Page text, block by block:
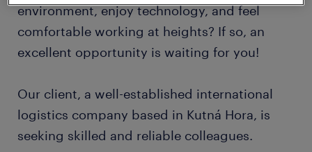
environment, enjoy technology, and feel
comfortable working at heights? If so, an
excellent opportunity is waiting for you!
Our client, a well-established international
logistics company based in Kutná Hora, is
seeking skilled and reliable colleagues.